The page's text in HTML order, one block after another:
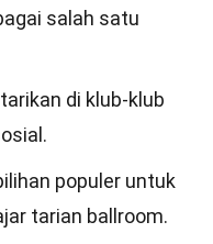
salah satu
di klub-klub
populer untuk
tarian ballroom.